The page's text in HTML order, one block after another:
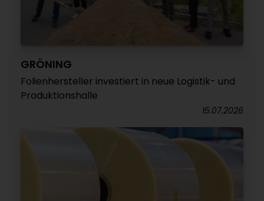
GRÖNING
Folienhersteller investiert in neue Logistik- und
Produktionshalle
15.07.2026